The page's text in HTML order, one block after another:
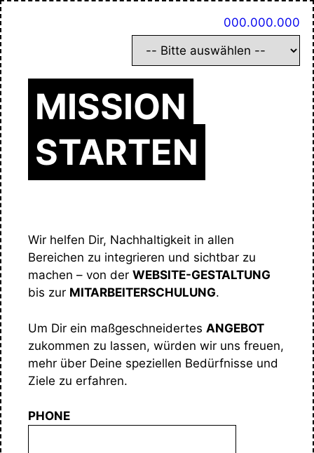
Zum
Inhalt
springen
000.000.000
MISSION
STARTEN
Wir helfen Dir, Nachhaltigkeit in allen
Bereichen zu integrieren und sichtbar zu
machen – von der WEBSITE-GESTALTUNG
bis zur MITARBEITERSCHULUNG.
Um Dir ein maßgeschneidertes ANGEBOT
zukommen zu lassen, würden wir uns freuen,
mehr über Deine speziellen Bedürfnisse und
Ziele zu erfahren.
PHONE